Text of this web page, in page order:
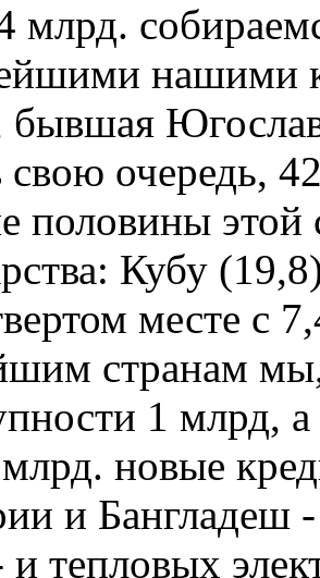
млрд.
нашими
бывшая
очередь,
половины этой
Кубу
месте с
странам
1 млрд,
новые
и Бангладеш
и тепловых